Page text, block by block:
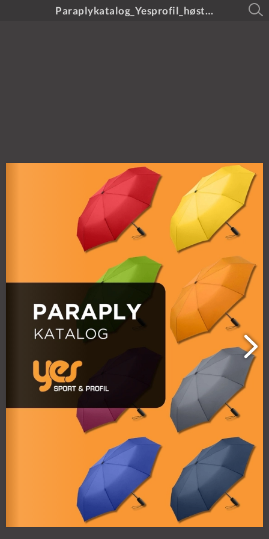
Paraplykatalog_Yesprofil_høst2024